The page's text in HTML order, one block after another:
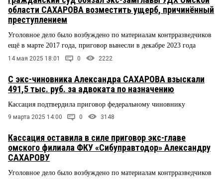
области САХАРОВА возместить ущерб, причинённый
преступлением
Уголовное дело было возбуждено по материалам контрразведчиков
ещё в марте 2017 года, приговор вынесли в декабре 2023 года
14 мая 2025 18:01 0 2222
С экс-чиновника Александра САХАРОВА взыскали
491,5 тыс. руб. за адвоката по назначению
Кассация подтвердила приговор федеральному чиновнику
9 марта 2025 14:00 0 3148
Кассация оставила в силе приговор экс-главе
омского филиала ФКУ «Сибуправтодор» Александру
САХАРОВУ
Уголовное дело было возбуждено по материалам контрразведчиков